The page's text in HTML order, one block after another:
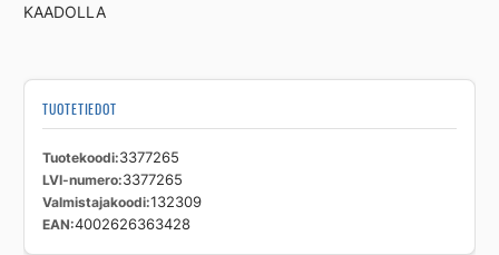
1.0M
KAADOLLA
TUOTETIEDOT
Tuotekoodi 3377265
LVI-numero 3377265
Valmistajakoodi 132309
EAN 4002626363428